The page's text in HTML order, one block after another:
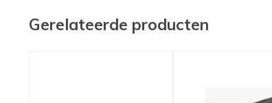
Gerelateerde producten